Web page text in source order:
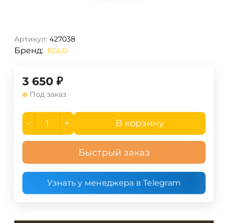
Артикул: 427038
Бренд: EGLO
3 650 ₽
Под заказ
- + В корзину
Быстрый заказ
Узнать у менеджера в Telegram